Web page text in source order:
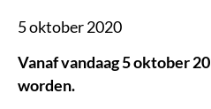
5 oktober 2020
Vanaf vandaag 5 oktober
worden.